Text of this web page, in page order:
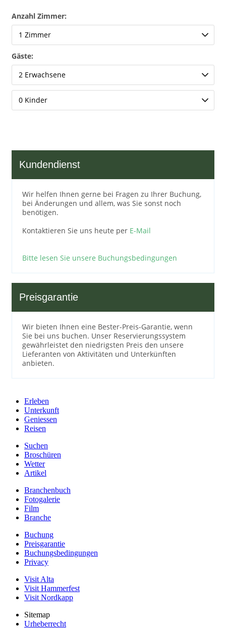
Anzahl Zimmer:
Gäste:
Kundendienst
Wir helfen Ihnen gerne bei Fragen zu Ihrer Buchung,
bei Änderungen und allem, was Sie sonst noch
benötigen.
Kontaktieren Sie uns heute per E-Mail
Bitte lesen Sie unsere Buchungsbedingungen
Preisgarantie
Wir bieten Ihnen eine Bester-Preis-Garantie, wenn
Sie bei uns buchen. Unser Reservierungssystem
gewährleistet den niedrigsten Preis den unsere
Lieferanten von Aktivitäten und Unterkünften
anbieten.
Erleben
Unterkunft
Geniessen
Reisen
Suchen
Broschüren
Wetter
Artikel
Branchenbuch
Fotogalerie
Film
Branche
Buchung
Preisgarantie
Buchungsbedingungen
Privacy
Visit Alta
Visit Hammerfest
Visit Nordkapp
Sitemap
Urheberrecht